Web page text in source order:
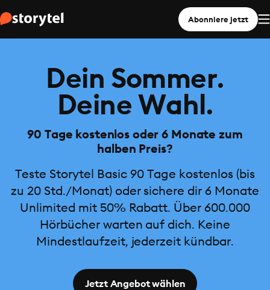
Abonniere jetzt
Dein Sommer.
Deine Wahl.
90 Tage kostenlos oder 6 Monate zum
halben Preis?
Teste Storytel Basic 90 Tage kostenlos (bis
zu 20 Std./Monat) oder sichere dir 6 Monate
Unlimited mit 50% Rabatt. Über 600.000
Hörbücher warten auf dich. Keine
Mindestlaufzeit, jederzeit kündbar.
Jetzt Angebot wählen